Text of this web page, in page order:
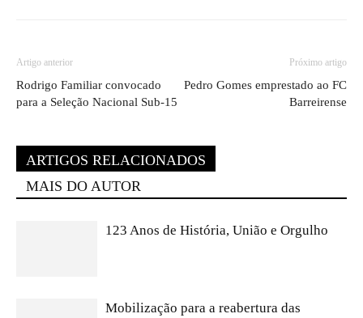
Artigo anterior
Rodrigo Familiar convocado
para a Seleção Nacional Sub-15
Próximo artigo
Pedro Gomes emprestado ao FC
Barreirense
ARTIGOS RELACIONADOS
MAIS DO AUTOR
123 Anos de História, União e Orgulho
Mobilização para a reabertura das